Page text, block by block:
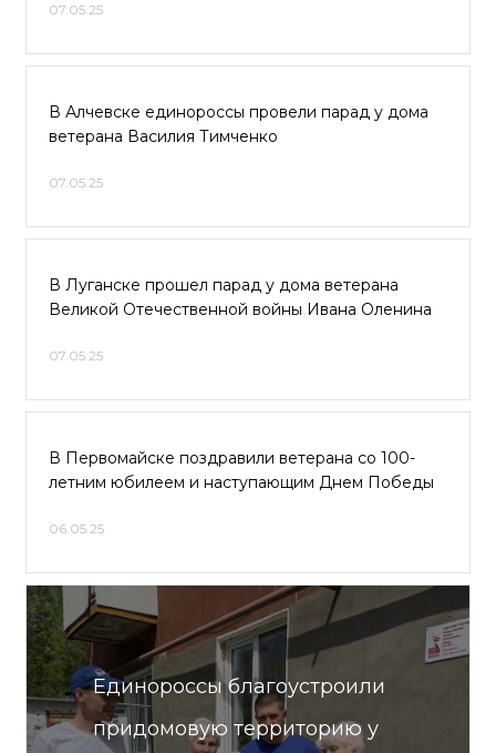
07.05.25
В Алчевске единороссы провели парад у дома
ветерана Василия Тимченко
07.05.25
В Луганске прошел парад у дома ветерана
Великой Отечественной войны Ивана Оленина
07.05.25
В Первомайске поздравили ветерана со 100-
летним юбилеем и наступающим Днем Победы
06.05.25
Единороссы благоустроили
придомовую территорию у